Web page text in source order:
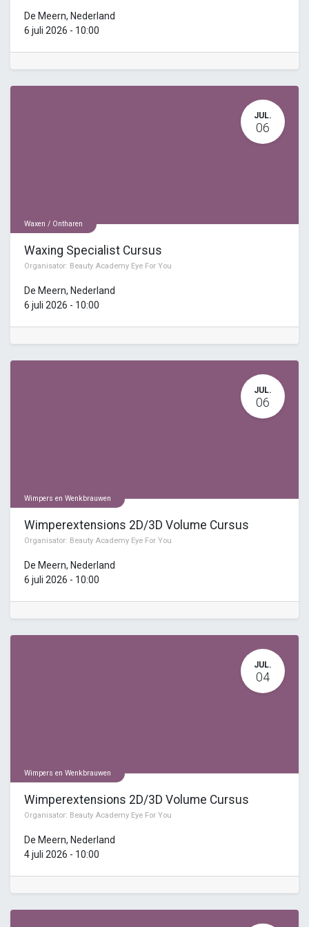
De Meern, Nederland
6 juli 2026 - 10:00
JUL.
06
Waxen / Ontharen
Waxing Specialist Cursus
Organisator: Beauty Academy Eye For You
De Meern, Nederland
6 juli 2026 - 10:00
JUL.
06
Wimpers en Wenkbrauwen
Wimperextensions 2D/3D Volume Cursus
Organisator: Beauty Academy Eye For You
De Meern, Nederland
6 juli 2026 - 10:00
JUL.
04
Wimpers en Wenkbrauwen
Wimperextensions 2D/3D Volume Cursus
Organisator: Beauty Academy Eye For You
De Meern, Nederland
4 juli 2026 - 10:00